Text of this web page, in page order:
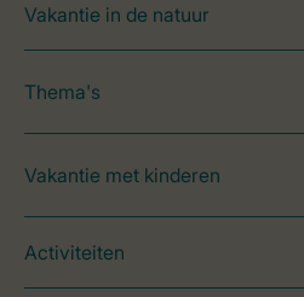
Vakantie in de natuur
Thema's
Vakantie met kinderen
Activiteiten